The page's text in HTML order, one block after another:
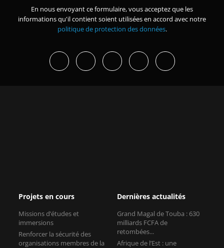
En nous envoyant ce formulaire, vous acceptez que les
informations qu'il contient soient utilisées en accord avec notre
politique de protection des données.
Projets en cours
Missions d’études et
immersions
Renforcer la sécurité des
organisations membres de la
Dernières actualités
Grand Magal de Touba : 630
milliards FCFA de
retombées...
Afrique de l’Est : une